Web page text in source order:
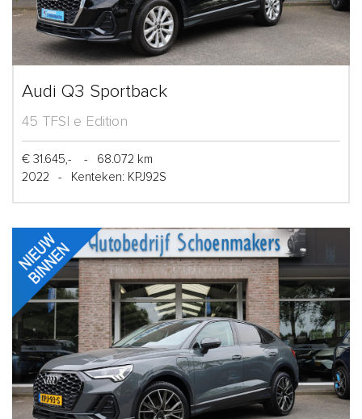
Audi Q3 Sportback
45 TFSI e Edition
€ 31.645,- -
68.072 km
2022
- Kenteken: KPJ92S